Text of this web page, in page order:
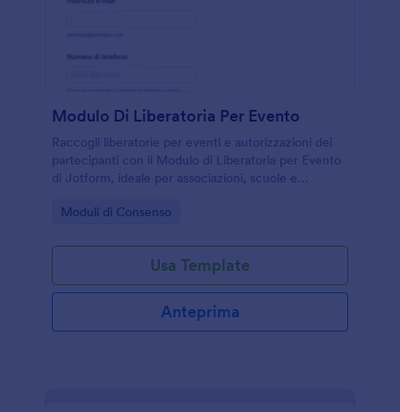
Modulo Di Liberatoria Per Evento
Raccogli liberatorie per eventi e autorizzazioni dei
partecipanti con il Modulo di Liberatoria per Evento
di Jotform, ideale per associazioni, scuole e
ogni risposta in un unico flusso.
Go to Category:
Moduli di Consenso
Usa Template
Anteprima